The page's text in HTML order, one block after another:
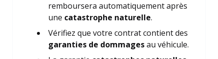
remboursera automatiquement après
une catastrophe naturelle.
Vérifiez que votre contrat contient des
garanties de dommagesau véhicule.